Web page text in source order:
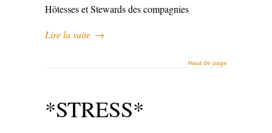
Hôtesses et Stewards des compagnies
Lire la suite →
Haut de page
*STRESS*